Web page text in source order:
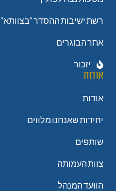
רשת ישיבות ההסדר "בצוותא"
אתר הבוגרים
יזכור
אודות
אודות
יחידות שאנחנו מלווים
שותפים
צוות העמותה
הוועד המנהל